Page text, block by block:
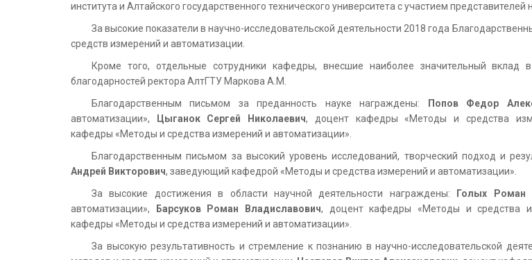
института и Алтайского государственного технического университета с участием
За высокие показатели в научно-исследовательской деятельности 2018 года
средств измерений и автоматизации.
Кроме того, отдельные сотрудники кафедры, внесшие наиболее значительный вклад
благодарностей ректора АлтГТУ Маркова А.М.
Благодарственным письмом за преданность науке награждены:
Попов Федор
автоматизации»,
Цыганок Сергей Николаевич, доцент кафедры «Методы и средства
кафедры «Методы и средства измерений и автоматизации».
Благодарственным письмом за высокий уровень исследований, творческий подход и
Андрей Викторович, заведующий кафедрой «Методы и средства измерений и автоматизации».
За высокие достижения в области научной деятельности награждены:
Голых Роман
автоматизации»,
Барсуков Роман Владиславович, доцент кафедры «Методы и средства
кафедры «Методы и средства измерений и автоматизации».
За высокую результативность и стремление к познанию в научно-исследовательской